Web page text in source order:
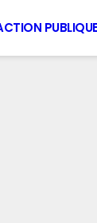
PUBLIQUE